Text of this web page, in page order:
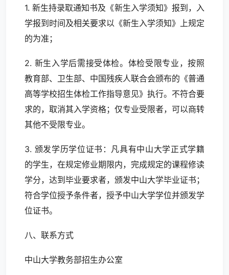
1. 新生持录取通知书及《新生入学须知》报到，入
学报到时间及相关要求以《新生入学须知》上规定
的为准；
2. 新生入学后需接受体检。体检受限专业，按照
教育部、卫生部、中国残疾人联合会颁布的《普通
高等学校招生体检工作指导意见》执行。不符合要
求的，取消其入学资格；仅专业受限者，可以商转
其他不受限专业。
3. 颁发学历学位证书：凡具有中山大学正式学籍
的学生，在规定修业期限内，完成规定的课程修读
学分，达到毕业要求者，颁发中山大学毕业证书；
符合学位授予条件者，授予中山大学学位并颁发学
位证书。
八、联系方式
中山大学教务部招生办公室